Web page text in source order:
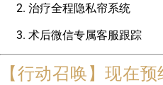
治疗全程隐私帘系统
术后微信专属客服跟踪
【行动召唤】现在